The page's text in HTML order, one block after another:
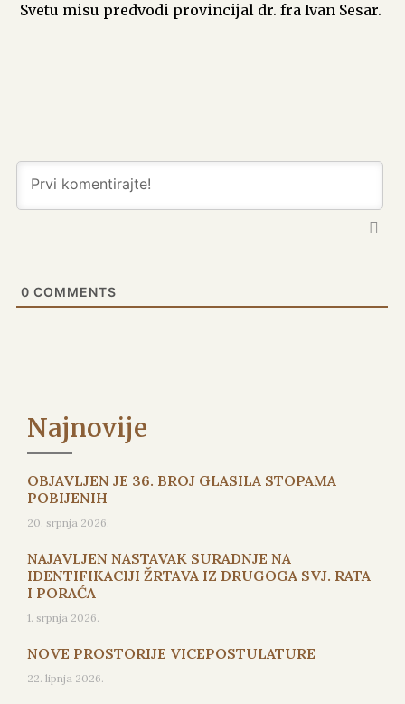
Svetu misu predvodi provincijal dr. fra Ivan Sesar.
0 COMMENTS
Najnovije
OBJAVLJEN JE 36. BROJ GLASILA STOPAMA
POBIJENIH
20. srpnja 2026.
NAJAVLJEN NASTAVAK SURADNJE NA
IDENTIFIKACIJI ŽRTAVA IZ DRUGOGA SVJ. RATA
I PORAĆA
1. srpnja 2026.
NOVE PROSTORIJE VICEPOSTULATURE
22. lipnja 2026.